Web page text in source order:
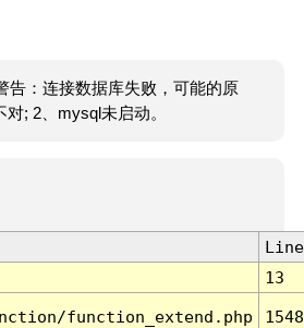
告：连接数据库失败，可能的原
; 2、mysql未启动。
Line
13
function_extend.php 1548